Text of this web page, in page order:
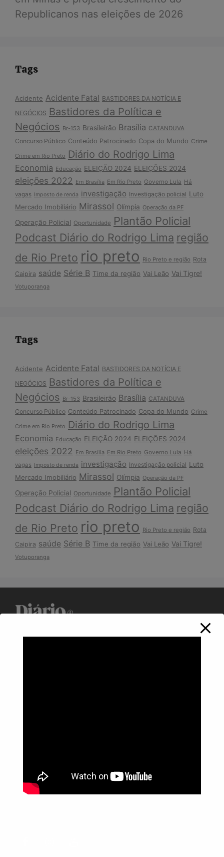
Republicanos nas eleições de 2026
Tags
Acidente Acidente Fatal BASTIDORES DA NOTÍCIA E
NEGÓCIOS Bastidores da Política e
Negócios Br-153 Brasileirão Brasília CATANDUVA
Concurso Público Conteúdo Patrocinado Copa do Mundo Crime
Crime em Rio Preto Diário do Rodrigo Lima
Economia Educação ELEIÇÃO 2024 ELEIÇÕES 2024
eleições 2022 Em Brasília Em Rio Preto Governo Lula Há
vagas
Imposto de renda investigação Investigação policial Luto
Mercado Imobiliário Mirassol Olímpia Operação da PF
Operação Policial Oportunidade Plantão Policial
Podcast Diário do Rodrigo Lima região
de Rio Preto rio preto Rio Preto e região Rota
Caipira saúde Série B Time da região Vai Leão Vai Tigre!
Votuporanga
Tags
Acidente Acidente Fatal BASTIDORES DA NOTÍCIA E
NEGÓCIOS Bastidores da Política e
Negócios Br-153 Brasileirão Brasília CATANDUVA
Concurso Público Conteúdo Patrocinado Copa do Mundo Crime
Crime em Rio Preto Diário do Rodrigo Lima
Economia Educação ELEIÇÃO 2024 ELEIÇÕES 2024
eleições 2022 Em Brasília Em Rio Preto Governo Lula Há
vagas
Imposto de renda investigação Investigação policial Luto
Mercado Imobiliário Mirassol Olímpia Operação da PF
Operação Policial Oportunidade Plantão Policial
Podcast Diário do Rodrigo Lima região
de Rio Preto rio preto Rio Preto e região Rota
Caipira saúde Série B Time da região Vai Leão Vai Tigre!
Votuporanga
WhatsApp: (17) 99268-0565